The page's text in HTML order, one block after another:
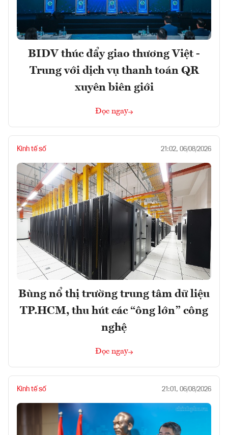
BIDV thúc đẩy giao thương Việt -
Trung với dịch vụ thanh toán QR
xuyên biên giới
Đọc ngay
Kinh tế số 21:02, 06/08/2026
Bùng nổ thị trường trung tâm dữ liệu
TP.HCM, thu hút các “ông lớn” công
nghệ
Đọc ngay
Kinh tế số 21:01, 06/08/2026